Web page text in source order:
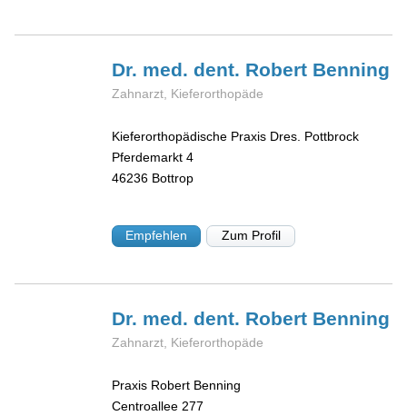
Dr. med. dent. Robert Benning
Zahnarzt, Kieferorthopäde
Kieferorthopädische Praxis Dres. Pottbrock
Pferdemarkt 4
46236 Bottrop
Empfehlen Zum Profil
Dr. med. dent. Robert Benning
Zahnarzt, Kieferorthopäde
Praxis Robert Benning
Centroallee 277